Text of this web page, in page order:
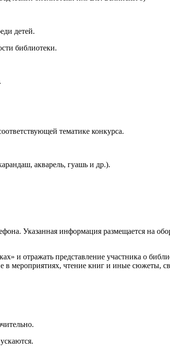
детей.
библиотеки.
тематике конкурса.
акварель, гуашь и др.).
Указанная информация размещается на
и отражать представление участника о
мероприятиях, чтение книг и иные сюжеты,